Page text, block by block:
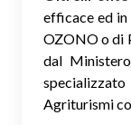
efficace ed
OZONO o di
dal
Agriturismi